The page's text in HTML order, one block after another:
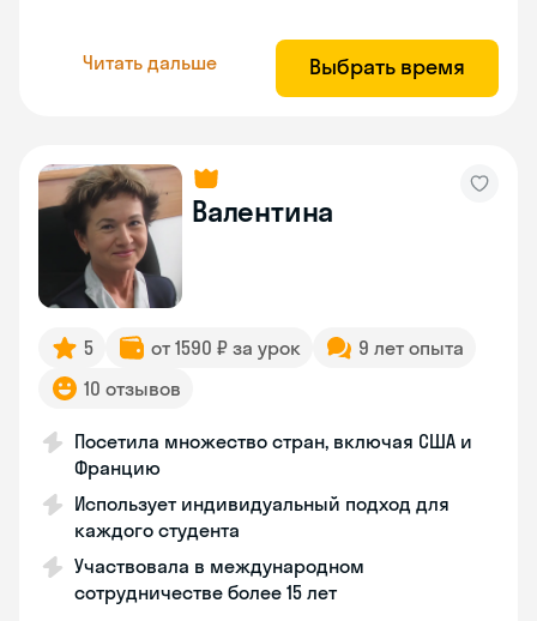
Читать дальше Выбрать время
Валентина
5 от 1590 ₽ за урок
9 лет опыта
10 отзывов
Посетила множество стран, включая США и
Францию
Использует индивидуальный подход для
каждого студента
Участвовала в международном
сотрудничестве более 15 лет